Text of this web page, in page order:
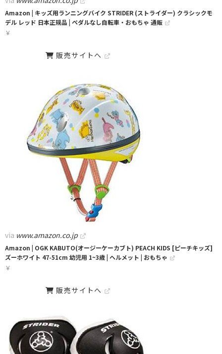
Amazon | キッズ用ランニングバイク STRIDER (ストライダー) クラシックモ
デル レッド 日本正規品 | ペダルなし自転車・おもちゃ 通販
￥
販売サイトへ
via www.amazon.co.jp
Amazon | OGK KABUTO(オージーケーカブト) PEACH KIDS [ピーチキッズ]
ズーホワイト 47-51cm 幼児用 1~3歳 | ヘルメット | おもちゃ
￥
販売サイトへ